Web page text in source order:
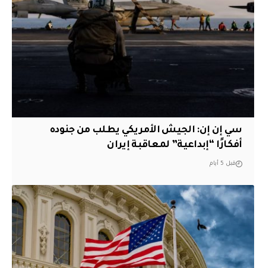
سي إن إن: الجيش الأمريكي يطلب من جنوده
أفكارًا “إبداعية” لمعاقبة إيران
قبل 5 أيام